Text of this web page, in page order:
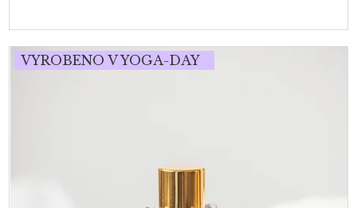
VYROBENO V YOGA-DAY